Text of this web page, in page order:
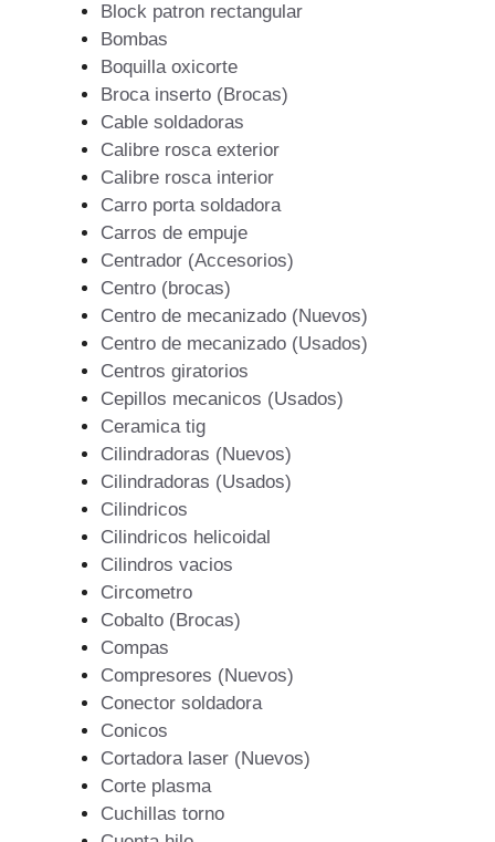
Block patron rectangular
Bombas
Boquilla oxicorte
Broca inserto (Brocas)
Cable soldadoras
Calibre rosca exterior
Calibre rosca interior
Carro porta soldadora
Carros de empuje
Centrador (Accesorios)
Centro (brocas)
Centro de mecanizado (Nuevos)
Centro de mecanizado (Usados)
Centros giratorios
Cepillos mecanicos (Usados)
Ceramica tig
Cilindradoras (Nuevos)
Cilindradoras (Usados)
Cilindricos
Cilindricos helicoidal
Cilindros vacios
Circometro
Cobalto (Brocas)
Compas
Compresores (Nuevos)
Conector soldadora
Conicos
Cortadora laser (Nuevos)
Corte plasma
Cuchillas torno